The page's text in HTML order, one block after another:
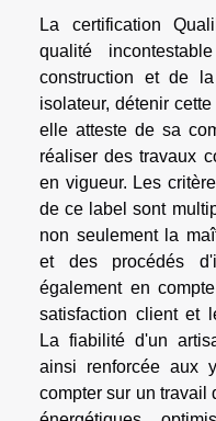
La certification
qualité
construction et de
isolateur, détenir
elle atteste de sa
réaliser des travaux
en vigueur. Les
de ce label sont
non seulement la
et des procédés
également en
satisfaction client et
La fiabilité d'un
ainsi renforcée aux
compter sur un travail